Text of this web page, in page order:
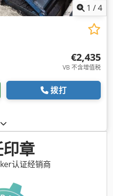
1 /4
€2,435
VB 不含增值税
拨打
章
认证经销商